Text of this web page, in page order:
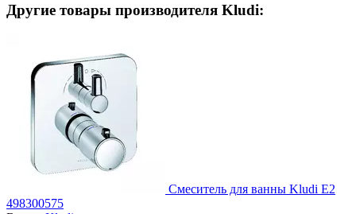
Другие товары производителя Kludi:
Смеситель для ванны Kludi E2
498300575